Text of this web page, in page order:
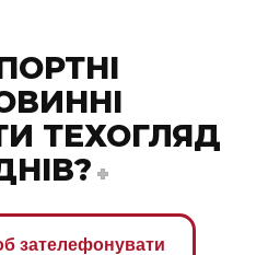
ТЕХОГЛЯД
зателефонувати